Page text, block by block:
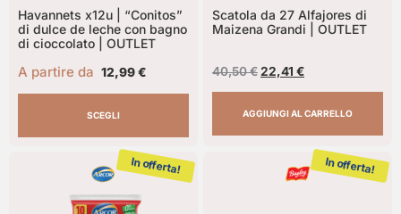
Havannets x12u | “Conitos”
di dulce de leche con bagno
di cioccolato | OUTLET
A partire da 12,99€
SCEGLI
Scatola da 27 Alfajores di
Maizena Grandi | OUTLET
40,50€22,41 €
AGGIUNGI AL CARRELLO
In offerta! In offerta!